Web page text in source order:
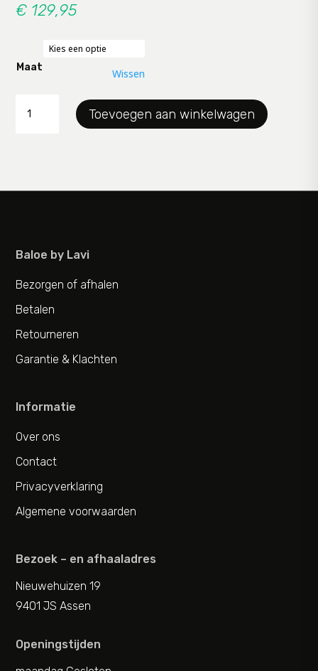
€ 129,95
Maat Wissen
Exelle
Toevoegen aan winkelwagen
Baloe by Lavi
Bezorgen of afhalen
Betalen
Retourneren
Garantie & Klachten
Informatie
Over ons
Contact
Privacyverklaring
Algemene voorwaarden
Bezoek – en afhaaladres
Nieuwehuizen 19
9401 JS Assen
Openingstijden